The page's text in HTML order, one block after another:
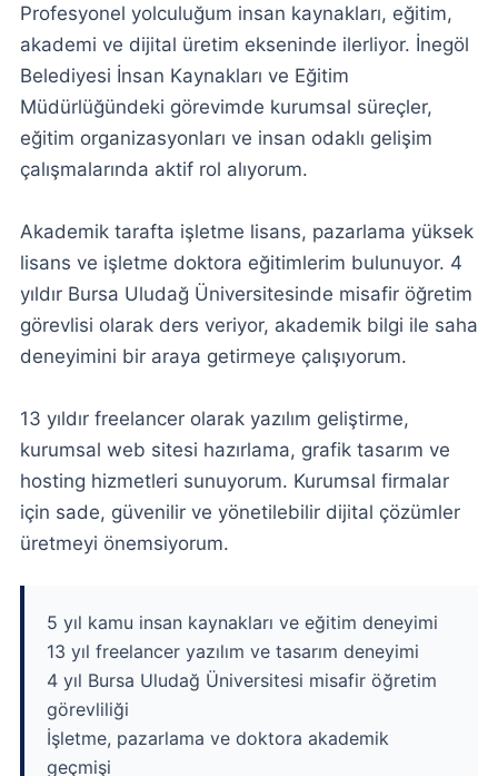
Profesyonel yolculuğum insan kaynakları, eğitim,
akademi ve dijital üretim ekseninde ilerliyor. İnegöl
Belediyesi İnsan Kaynakları ve Eğitim
Müdürlüğündeki görevimde kurumsal süreçler,
eğitim organizasyonları ve insan odaklı gelişim
çalışmalarında aktif rol alıyorum.
Akademik tarafta işletme lisans, pazarlama yüksek
lisans ve işletme doktora eğitimlerim bulunuyor. 4
yıldır Bursa Uludağ Üniversitesinde misafir öğretim
görevlisi olarak ders veriyor, akademik bilgi ile saha
deneyimini bir araya getirmeye çalışıyorum.
13 yıldır freelancer olarak yazılım geliştirme,
kurumsal web sitesi hazırlama, grafik tasarım ve
hosting hizmetleri sunuyorum. Kurumsal firmalar
için sade, güvenilir ve yönetilebilir dijital çözümler
üretmeyi önemsiyorum.
5 yıl kamu insan kaynakları ve eğitim deneyimi
13 yıl freelancer yazılım ve tasarım deneyimi
4 yıl Bursa Uludağ Üniversitesi misafir öğretim
görevliliği
İşletme, pazarlama ve doktora akademik
geçmişi